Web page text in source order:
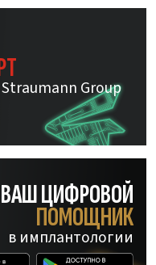
Group
ВАШ ЦИФРОВОЙ
ПОМОЩНИК
в имплантологии